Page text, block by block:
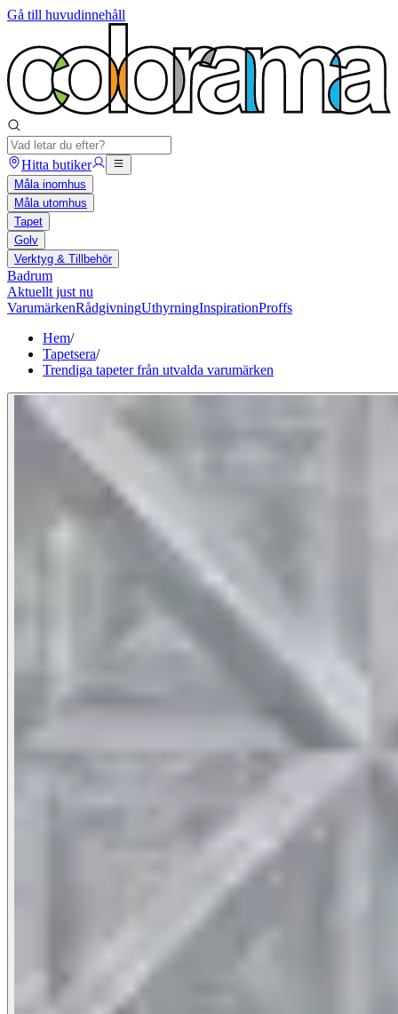
Gå till huvudinnehåll
Hitta butiker
Måla inomhus
Måla utomhus
Tapet
Golv
Verktyg & Tillbehör
Badrum
Aktuellt just nu
VarumärkenRådgivningUthyrningInspirationProffs
Hem/
Tapetsera/
Trendiga tapeter från utvalda varumärken